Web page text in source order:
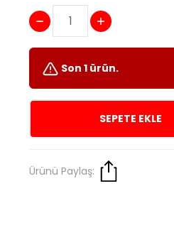
Son 1 ürün.
SEPETE EKLE
Ürünü Paylaş: